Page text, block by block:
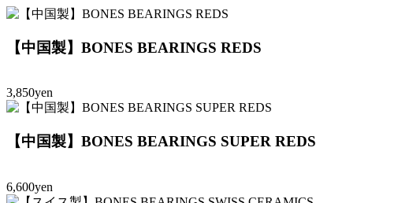
【中国製】BONES BEARINGS REDS
3,850yen
【中国製】BONES BEARINGS SUPER REDS
6,600yen